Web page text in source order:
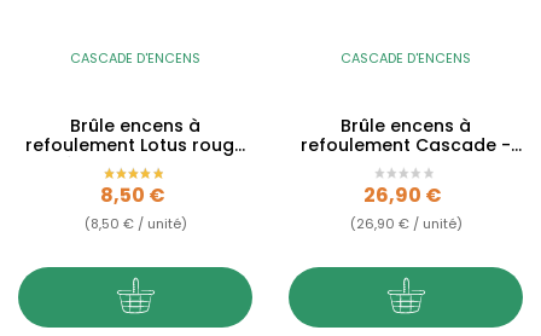
CASCADE D'ENCENS
Brûle encens à
refoulement Lotus rouge
en céramique - Backflow
Prix
8,50 €
(8,50 € / unité)
CASCADE D'ENCENS
Brûle encens à
refoulement Cascade -
Backflow
Prix
26,90 €
(26,90 € / unité)